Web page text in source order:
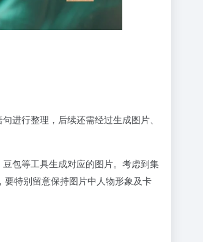
进行整理，后续还需经过生成图片、
包等工具生成对应的图片。考虑到集
特别留意保持图片中人物形象及卡